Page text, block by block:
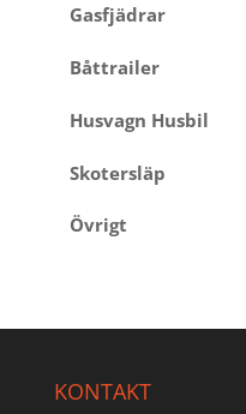
Gasfjädrar
Båttrailer
Husvagn Husbil
Skotersläp
Övrigt
KONTAKT